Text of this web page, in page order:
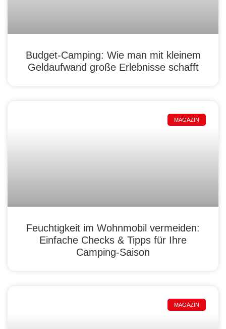
Budget-Camping: Wie man mit kleinem
Geldaufwand große Erlebnisse schafft
MAGAZIN
Feuchtigkeit im Wohnmobil vermeiden:
Einfache Checks & Tipps für Ihre
Camping-Saison
MAGAZIN